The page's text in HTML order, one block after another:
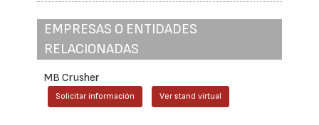
EMPRESAS O ENTIDADES
RELACIONADAS
MB Crusher
Solicitar información Ver stand virtual